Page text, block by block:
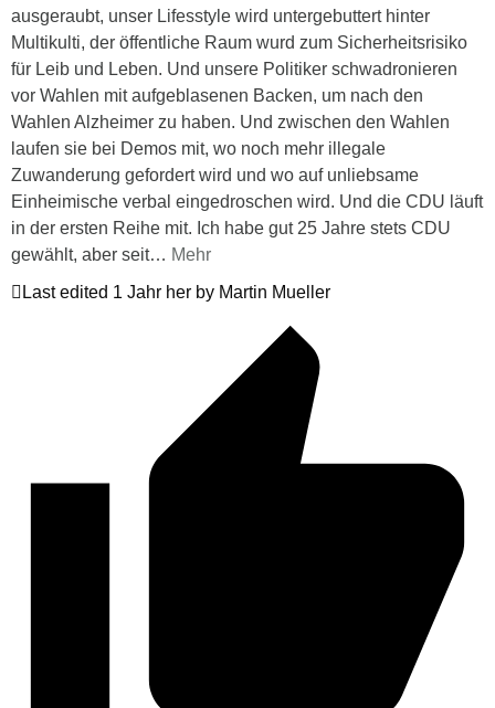
ausgeraubt, unser Lifesstyle wird untergebuttert hinter
Multikulti, der öffentliche Raum wurd zum Sicherheitsrisiko
für Leib und Leben. Und unsere Politiker schwadronieren
vor Wahlen mit aufgeblasenen Backen, um nach den
Wahlen Alzheimer zu haben. Und zwischen den Wahlen
laufen sie bei Demos mit, wo noch mehr illegale
Zuwanderung gefordert wird und wo auf unliebsame
Einheimische verbal eingedroschen wird. Und die CDU läuft
in der ersten Reihe mit. Ich habe gut 25 Jahre stets CDU
gewählt, aber seit… Mehr
Last edited 1 Jahr her by Martin Mueller